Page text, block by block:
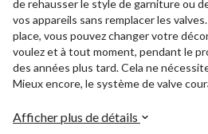
de rehausser le style de garniture ou
vos appareils sans remplacer les
place, vous pouvez changer votre
voulez et à tout moment, pendant le
des années plus tard. Cela ne
Mieux encore, le système de valve
Afficher plus de détails